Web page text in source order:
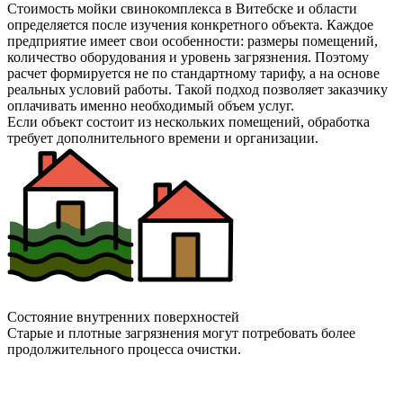
Стоимость мойки свинокомплекса в Витебске и области
определяется после изучения конкретного объекта. Каждое
предприятие имеет свои особенности: размеры помещений,
количество оборудования и уровень загрязнения. Поэтому
расчет формируется не по стандартному тарифу, а на основе
реальных условий работы. Такой подход позволяет заказчику
оплачивать именно необходимый объем услуг.
Если объект состоит из нескольких помещений, обработка
требует дополнительного времени и организации.
Состояние внутренних поверхностей
Старые и плотные загрязнения могут потребовать более
продолжительного процесса очистки.